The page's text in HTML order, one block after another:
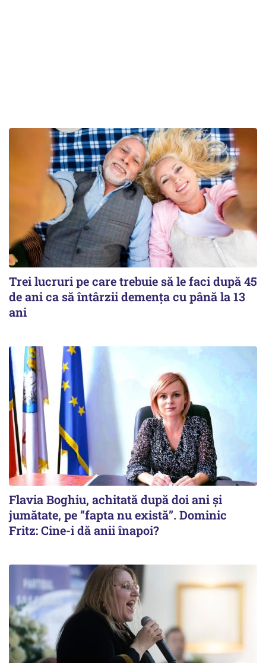
Trei lucruri pe care trebuie să le faci după 45
de ani ca să întârzii demența cu până la 13
ani
Flavia Boghiu, achitată după doi ani și
jumătate, pe ”fapta nu există”. Dominic
Fritz: Cine-i dă anii înapoi?